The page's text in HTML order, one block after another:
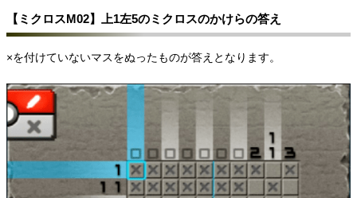
【ミクロスM02】上1左5のミクロスのかけらの答え
×を付けていないマスをぬったものが答えとなります。